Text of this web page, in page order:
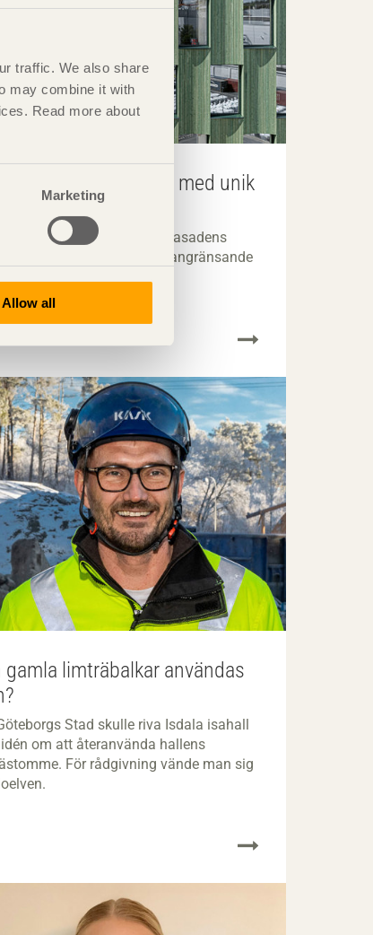
traffic. We also share
may combine it with
Read more about
Marketing
Allow all
kontorsbyggnad med unik
Kontorsbyggnad med fasadens
form inspirerad av det angränsande
gamla limträbalkar användas
Stad skulle riva Isdala isahall
om att återanvända hallens
För rådgivning vände man sig